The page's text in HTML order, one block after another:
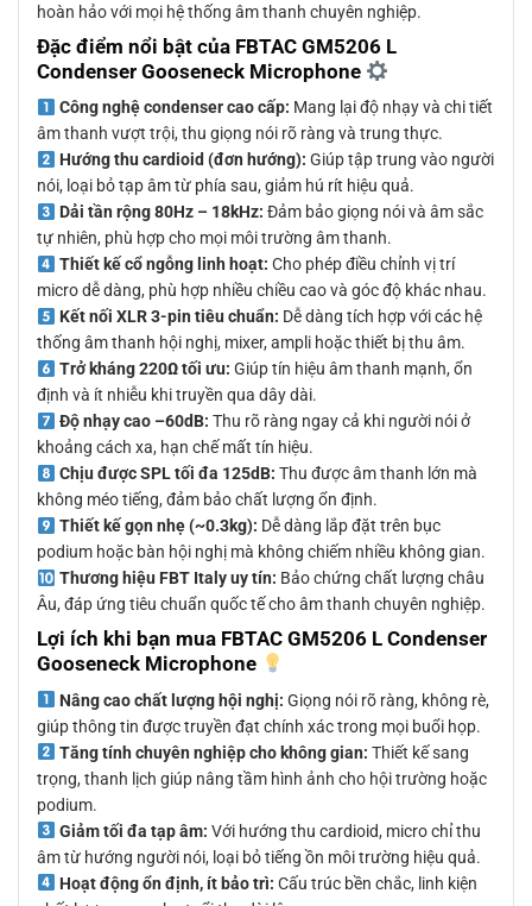
hoàn hảo với mọi hệ thống âm thanh chuyên nghiệp.
Đặc điểm nổi bật của FBTAC GM5206 L
Condenser Gooseneck Microphone
Công nghệ condenser cao cấp: Mang lại độ nhạy và chi tiết
âm thanh vượt trội, thu giọng nói rõ ràng và trung thực.
Hướng thu cardioid (đơn hướng): Giúp tập trung vào người
nói, loại bỏ tạp âm từ phía sau, giảm hú rít hiệu quả.
Dải tần rộng 80Hz – 18kHz: Đảm bảo giọng nói và âm sắc
tự nhiên, phù hợp cho mọi môi trường âm thanh.
Thiết kế cổ ngỗng linh hoạt: Cho phép điều chỉnh vị trí
micro dễ dàng, phù hợp nhiều chiều cao và góc độ khác nhau.
Kết nối XLR 3-pin tiêu chuẩn: Dễ dàng tích hợp với các hệ
thống âm thanh hội nghị, mixer, ampli hoặc thiết bị thu âm.
Trở kháng 220Ω tối ưu: Giúp tín hiệu âm thanh mạnh, ổn
định và ít nhiễu khi truyền qua dây dài.
Độ nhạy cao –60dB: Thu rõ ràng ngay cả khi người nói ở
khoảng cách xa, hạn chế mất tín hiệu.
Chịu được SPL tối đa 125dB: Thu được âm thanh lớn mà
không méo tiếng, đảm bảo chất lượng ổn định.
Thiết kế gọn nhẹ (~0.3kg): Dễ dàng lắp đặt trên bục
podium hoặc bàn hội nghị mà không chiếm nhiều không gian.
Thương hiệu FBT Italy uy tín: Bảo chứng chất lượng châu
Âu, đáp ứng tiêu chuẩn quốc tế cho âm thanh chuyên nghiệp.
Lợi ích khi bạn mua FBTAC GM5206 L Condenser
Gooseneck Microphone
Nâng cao chất lượng hội nghị: Giọng nói rõ ràng, không rè,
giúp thông tin được truyền đạt chính xác trong mọi buổi họp.
Tăng tính chuyên nghiệp cho không gian: Thiết kế sang
trọng, thanh lịch giúp nâng tầm hình ảnh cho hội trường hoặc
podium.
Giảm tối đa tạp âm: Với hướng thu cardioid, micro chỉ thu
âm từ hướng người nói, loại bỏ tiếng ồn môi trường hiệu quả.
Hoạt động ổn định, ít bảo trì: Cấu trúc bền chắc, linh kiện